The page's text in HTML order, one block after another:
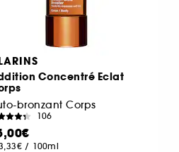
Concentré Eclat
bronzant Corps
106
/ 100ml